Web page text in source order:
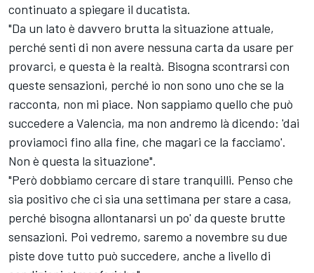
continuato a spiegare il ducatista.
"Da un lato è davvero brutta la situazione attuale,
perché senti di non avere nessuna carta da usare per
provarci, e questa è la realtà. Bisogna scontrarsi con
queste sensazioni, perché io non sono uno che se la
racconta, non mi piace. Non sappiamo quello che può
succedere a Valencia, ma non andremo là dicendo: 'dai
proviamoci fino alla fine, che magari ce la facciamo'.
Non è questa la situazione".
"Però dobbiamo cercare di stare tranquilli. Penso che
sia positivo che ci sia una settimana per stare a casa,
perché bisogna allontanarsi un po' da queste brutte
sensazioni. Poi vedremo, saremo a novembre su due
piste dove tutto può succedere, anche a livello di